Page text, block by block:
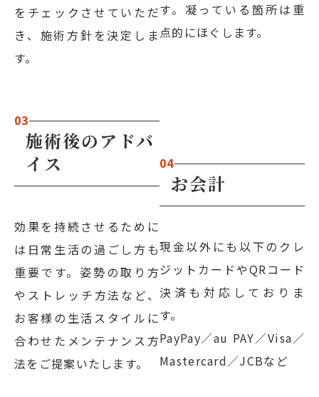
をチェックさせていただ
き、施術方針を決定しま
す。
す。凝っている箇所は重
点的にほぐします。
03
施術後のアドバ
イス
効果を持続させるために
は日常生活の過ごし方も
重要です。姿勢の取り方
やストレッチ方法など、
お客様の生活スタイルに
合わせたメンテナンス方
法をご提案いたします。
04
お会計
現金以外にも以下のクレ
ジットカードやQRコード
決済も対応しておりま
す。
PayPay／au PAY／Visa／
Mastercard／JCBなど